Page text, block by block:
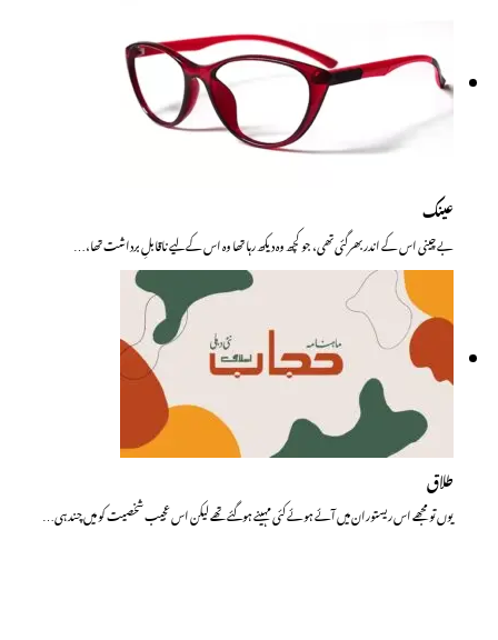
عینک
بے چینی اس کے اندر بھرگئی تھی، جو کچھ وہ دیکھ رہا تھا وہ اس کے لیے ناقابلِ برداشت تھا،…
طلاق
یوں تو مجھے اس ریستوران میں آئے ہوئے کئی مہینے ہوگئے تھے لیکن اس عجیب شخصیت کو میں چند ہی…